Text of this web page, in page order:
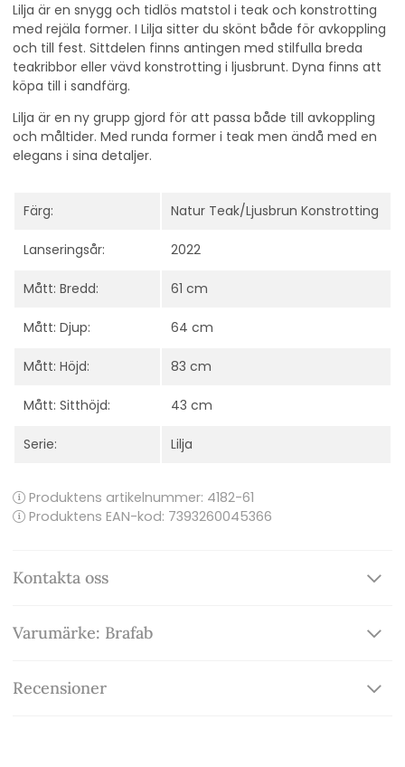
Lilja är en snygg och tidlös matstol i teak och konstrotting
med rejäla former. I Lilja sitter du skönt både för avkoppling
och till fest. Sittdelen finns antingen med stilfulla breda
teakribbor eller vävd konstrotting i ljusbrunt. Dyna finns att
köpa till i sandfärg.
Lilja är en ny grupp gjord för att passa både till avkoppling
och måltider. Med runda former i teak men ändå med en
elegans i sina detaljer.
Färg: Natur Teak/Ljusbrun Konstrotting
Lanseringsår: 2022
Mått: Bredd: 61 cm
Mått: Djup: 64 cm
Mått: Höjd: 83 cm
Mått: Sitthöjd: 43 cm
Serie: Lilja
Produktens artikelnummer: 4182-61
Produktens EAN-kod: 7393260045366
Kontakta oss
Varumärke: Brafab
Recensioner